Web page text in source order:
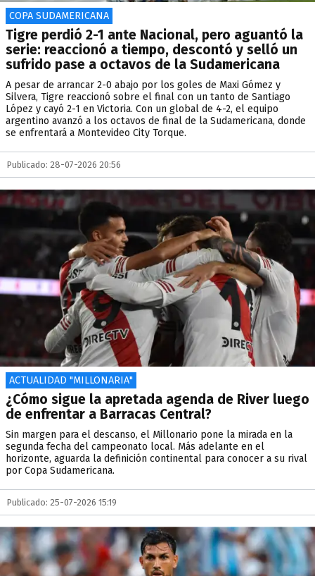
COPA SUDAMERICANA
Tigre perdió 2-1 ante Nacional, pero aguantó la
serie: reaccionó a tiempo, descontó y selló un
sufrido pase a octavos de la Sudamericana
A pesar de arrancar 2-0 abajo por los goles de Maxi Gómez y
Silvera, Tigre reaccionó sobre el final con un tanto de Santiago
López y cayó 2-1 en Victoria. Con un global de 4-2, el equipo
argentino avanzó a los octavos de final de la Sudamericana, donde
se enfrentará a Montevideo City Torque.
Publicado: 28-07-2026 20:56
ACTUALIDAD "MILLONARIA"
¿Cómo sigue la apretada agenda de River luego
de enfrentar a Barracas Central?
Sin margen para el descanso, el Millonario pone la mirada en la
segunda fecha del campeonato local. Más adelante en el
horizonte, aguarda la definición continental para conocer a su rival
por Copa Sudamericana.
Publicado: 25-07-2026 15:19